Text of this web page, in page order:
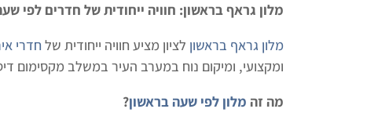
מלון גראף בראשון: חוויה ייחודית של חדרים לפי
מלון גראף בראשון לציון מציע חוויה ייחודית של חדרי
ומקצועי, ומיקום נוח במערב העיר במשלב מקסימום
מה זה מלון לפי שעה בראשון?